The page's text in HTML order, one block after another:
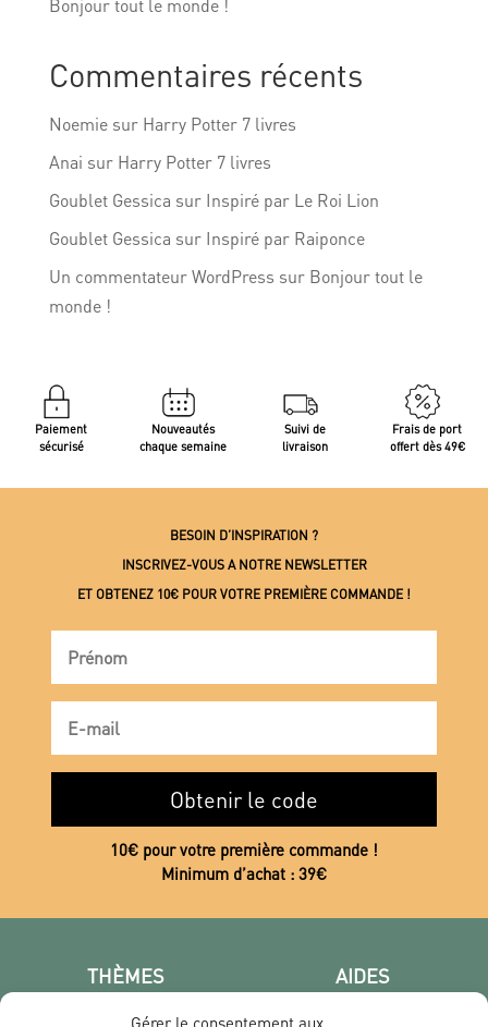
Gérer le consentement aux
Bonjour tout le monde !
Commentaires récents
Noemiesur Harry Potter 7 livres
Anai sur Harry Potter 7 livres
Goublet Gessica sur Inspiré par Le Roi Lion
Goublet Gessica sur Inspiré par Raiponce
Un commentateur WordPress sur Bonjour tout le
monde !
Paiement
sécurisé
Nouveautés
chaque semaine
Suivi de
livraison
Frais de port
offert dès 49€
BESOIN D’INSPIRATION ?
INSCRIVEZ-VOUS A NOTRE NEWSLETTER
ET OBTENEZ 10€ POUR VOTRE PREMIÈRE COMMANDE !
Obtenir le code
10€ pour votre première commande !
Minimum d’achat : 39€
THÈMES
Poster photo
AIDES